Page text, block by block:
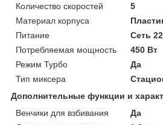
Количество скоростей
5
Материал корпуса
Питание
Сеть
Потребляемая мощность
450 Вт
Режим Турбо
Да
Тип миксера
Дополнительные функции и
Венчики для взбивания
Да